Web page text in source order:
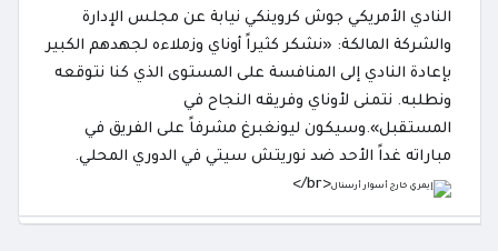
النادي الأمريكي جوش كروينكي نيابة عن مجلس الإدارة
والشركة المالكة: «نشكر كثيراً أوناي وزملاءه لجهدهم الكبير
بإعادة النادي إلى المنافسة على المستوى الذي كنا نتوقعه
ونطلبه. نتمنى لأوناي وفريقه النجاح في
المستقبل».وسيكون ليونغبرغ مشرفاً على الفريق في
مباراته غداً الأحد ضد نوريتش سيتي في الدوري المحلي.
<br/>